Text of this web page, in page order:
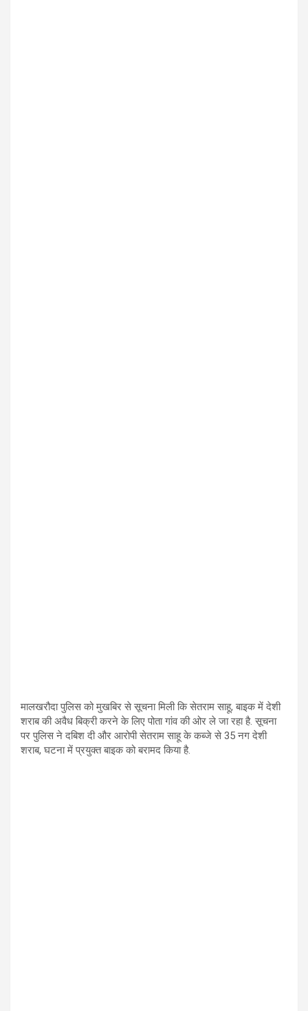
मालखरौदा पुलिस को मुखबिर से सूचना मिली कि सेतराम साहू, बाइक में देशी
शराब की अवैध बिक्री करने के लिए पोता गांव की ओर ले जा रहा है. सूचना
पर पुलिस ने दबिश दी और आरोपी सेतराम साहू के कब्जे से 35 नग देशी
शराब, घटना में प्रयुक्त बाइक को बरामद किया है.